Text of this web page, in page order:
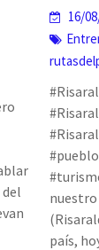
16/
nuestro
país,